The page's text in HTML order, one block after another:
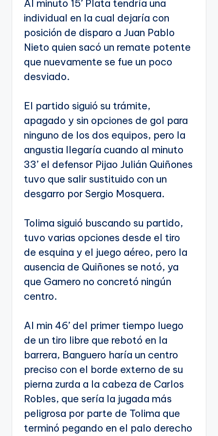
Al minuto 15’ Plata tendría una
individual en la cual dejaría con
posición de disparo a Juan Pablo
Nieto quien sacó un remate potente
que nuevamente se fue un poco
desviado.
El partido siguió su trámite,
apagado y sin opciones de gol para
ninguno de los dos equipos, pero la
angustia llegaría cuando al minuto
33’ el defensor Pijao Julián Quiñones
tuvo que salir sustituido con un
desgarro por Sergio Mosquera.
Tolima siguió buscando su partido,
tuvo varias opciones desde el tiro
de esquina y el juego aéreo, pero la
ausencia de Quiñones se notó, ya
que Gamero no concretó ningún
centro.
Al min 46’ del primer tiempo luego
de un tiro libre que rebotó en la
barrera, Banguero haría un centro
preciso con el borde externo de su
pierna zurda a la cabeza de Carlos
Robles, que sería la jugada más
peligrosa por parte de Tolima que
terminó pegando en el palo derecho